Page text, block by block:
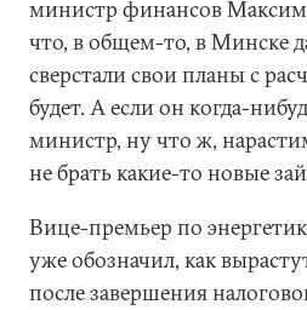
министр финансов Максим
что, в общем-то, в Минске
сверстали свои планы с
будет. А если он когда-
министр, ну что ж,
не брать какие-то новые
Вице-премьер по
уже обозначил, как
после завершения